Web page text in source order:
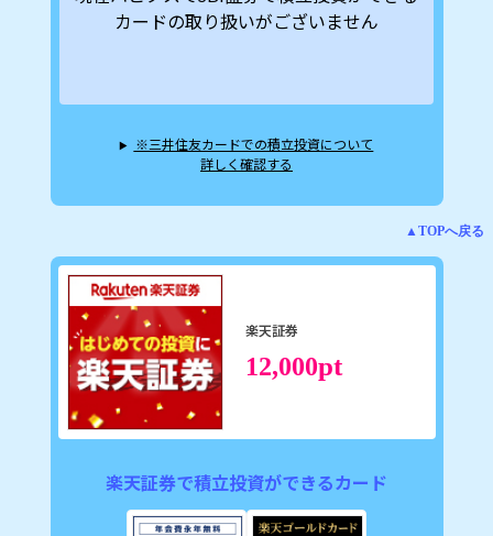
カードの取り扱いがございません
※三井住友カードでの積立投資について
詳しく確認する
▲TOPへ戻る
楽天証券
12,000pt
楽天証券で積立投資ができるカード